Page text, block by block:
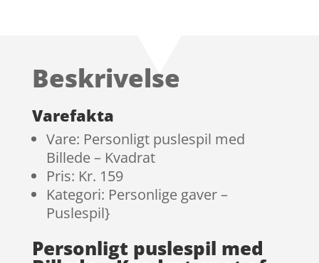
Beskrivelse
Varefakta
Vare: Personligt puslespil med
Billede – Kvadrat
Pris: Kr. 159
Kategori: Personlige gaver –
Puslespil}
Personligt puslespil med